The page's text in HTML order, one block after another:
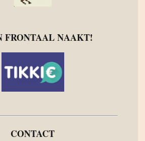
FRONTAAL NAAKT!
CONTACT